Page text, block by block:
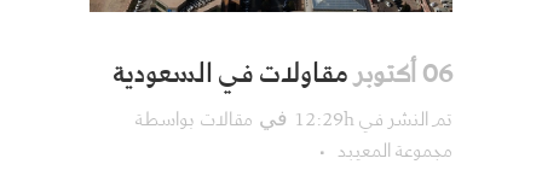
06 أكتوبر مقاولات في السعودية
تم النشر في 12:29h في مقالات بواسطة
مجموعة المعيبد